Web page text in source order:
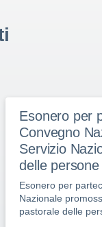
Esonero per
Convegno
Servizio
delle
Esonero per
Nazionale
pastorale delle